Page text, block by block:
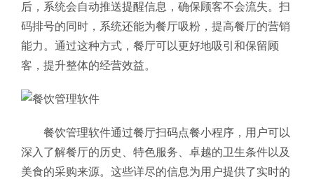
后，系统会自动推送提醒信息，确保顾客不会流失。扫
码排号的同时，系统还能为餐厅吸粉，提高餐厅的营销
能力。通过这种方式，餐厅可以更好地吸引和保留顾
客，提升整体的经营效益。
餐饮管理软件通过餐厅扫码点餐小程序，用户可以
深入了解餐厅的历史、特色服务、卓越的卫生条件以及
美食的采购来源。这些详尽的信息为用户提供了实时的